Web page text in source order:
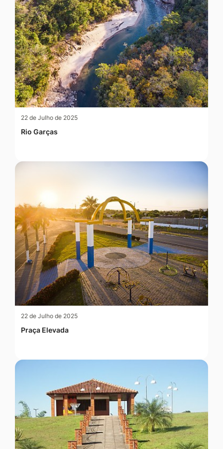
22 de Julho de 2025
Rio Garças
22 de Julho de 2025
Praça Elevada